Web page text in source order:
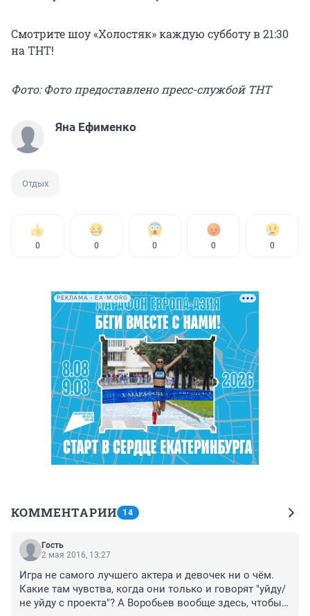
Смотрите шоу «Холостяк» каждую субботу в 21:30
на ТНТ!
Фото: Фото предоставлено пресс-службой ТНТ
Яна Ефименко
Отдых
0 0 0 0 0
РЕКЛАМА • EA-M.ORG
КОММЕНТАРИИ 14
Гость
2 мая 2016, 13:27
Игра не самого лучшего актера и девочек ни о чём.
Какие там чувства, когда они только и говорят "уйду/
не уйду с проекта"? А Воробьев вообще здесь, чтобы